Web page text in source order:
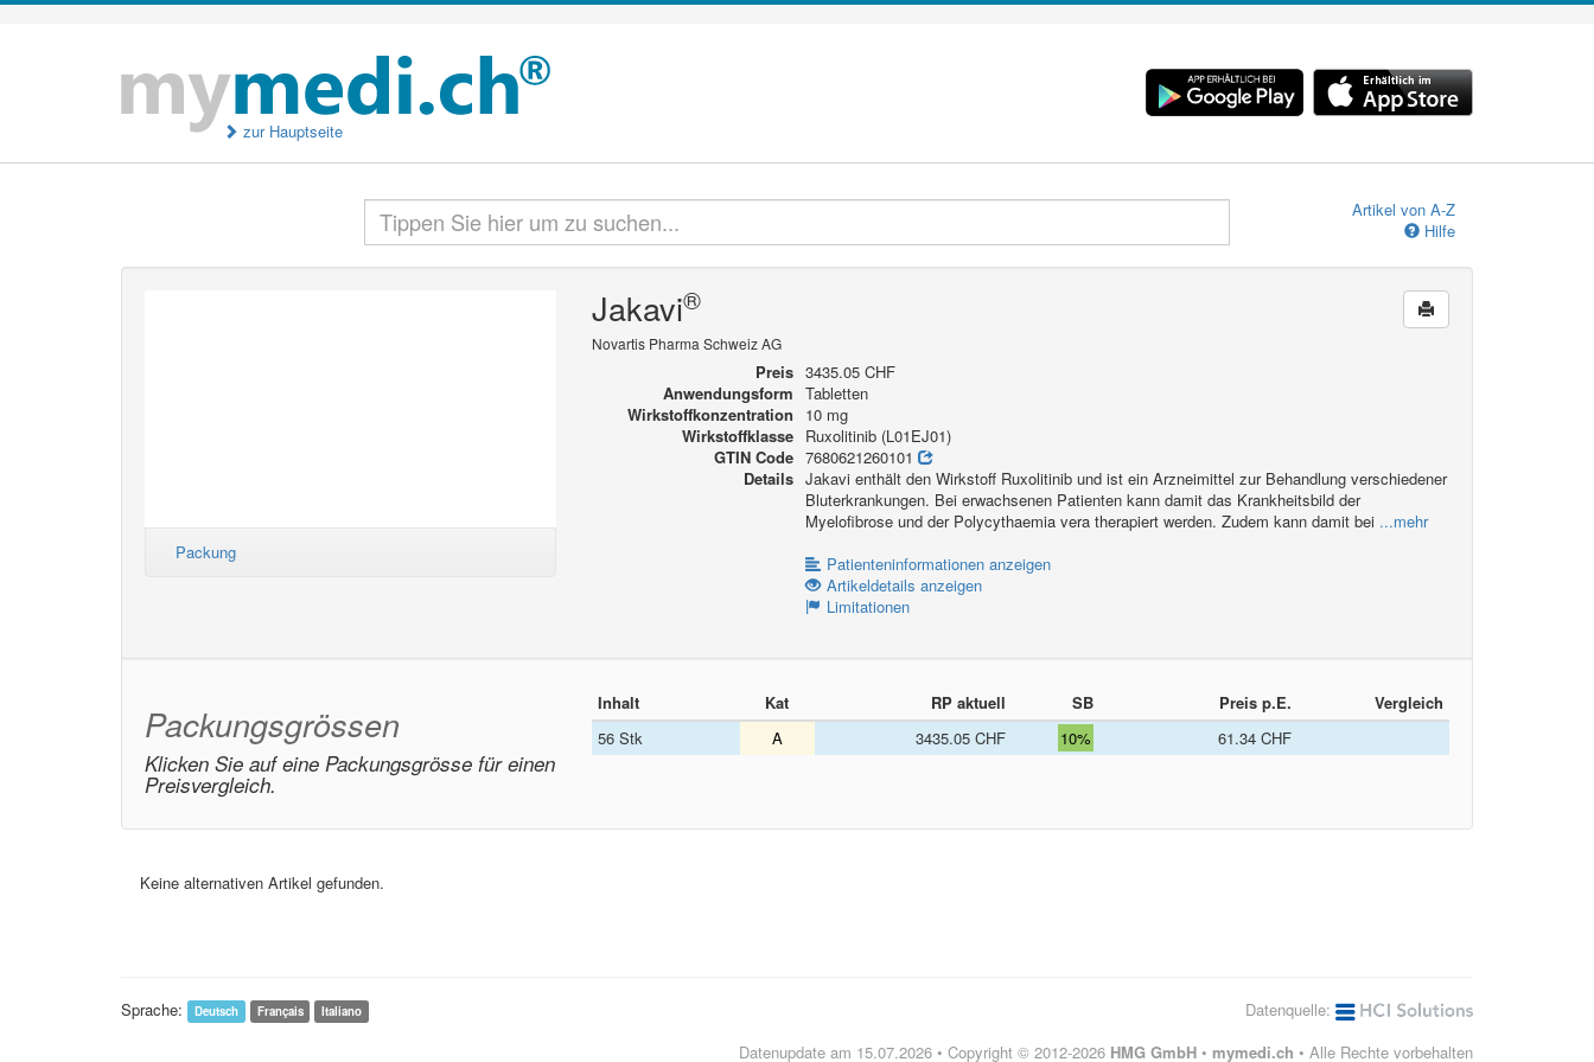
zur Hauptseite
Artikel von A-Z
Hilfe
Packung
Jakavi®
Novartis Pharma Schweiz AG
Preis 3435.05 CHF
Anwendungsform Tabletten
Wirkstoffkonzentration
10 mg
Wirkstoffklasse Ruxolitinib (L01EJ01)
GTIN Code 7680621260101
Details Jakavi enthält den Wirkstoff Ruxolitinib und ist ein Arzneimittel zur Behandlung verschiedener
Bluterkrankungen. Bei erwachsenen Patienten kann damit das Krankheitsbild der
Myelofibrose und der Polycythaemia vera therapiert werden. Zudem kann damit bei ...mehr
Patienteninformationen anzeigen
Artikeldetails anzeigen
Limitationen
Packungsgrössen
Klicken Sie auf eine Packungsgrösse für einen
Preisvergleich.
Inhalt Kat RP aktuell SB Preis p.E.
Vergleich
56 Stk
A 3435.05 CHF 10% 61.34 CHF
Keine alternativen Artikel gefunden.
Sprache: Deutsch Français Italiano
Datenquelle:
Datenupdate am 15.07.2026 • Copyright © 2012-2026 HMG GmbH • mymedi.ch • Alle Rechte vorbehalten